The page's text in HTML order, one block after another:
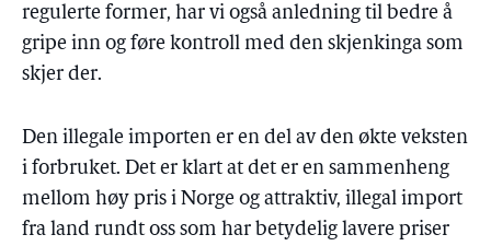
regulerte former, har vi også anledning til bedre å
gripe inn og føre kontroll med den skjenkinga som
skjer der.
Den illegale importen er en del av den økte veksten
i forbruket. Det er klart at det er en sammenheng
mellom høy pris i Norge og attraktiv, illegal import
fra land rundt oss som har betydelig lavere priser